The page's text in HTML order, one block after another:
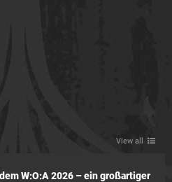
View all
W:O:A 2026 – ein großartiger